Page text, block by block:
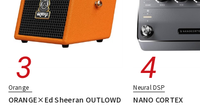
Orange
ORANGE×Ed Sheeran OUTLOWD
Neural DSP
NANO CORTEX